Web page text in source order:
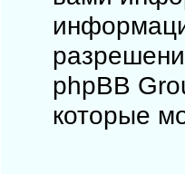
phpBB
которые